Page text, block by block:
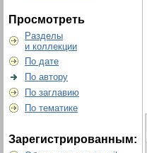
Просмотреть
Разделы
и коллекции
По дате
По автору
По заглавию
По тематике
Зарегистрированным: